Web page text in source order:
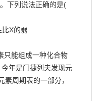
下列说法正确的是(
X的弱
只能组成一种化合物
年是门捷列夫发现元
周期表的一部分，